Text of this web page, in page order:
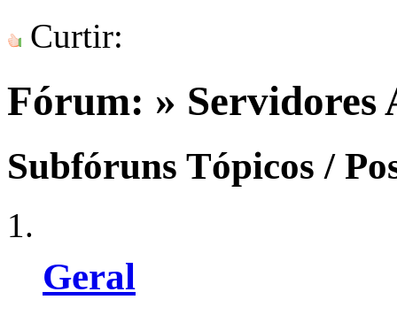
Curtir:
Fórum: » Servidores
Subfóruns Tópicos /
Geral